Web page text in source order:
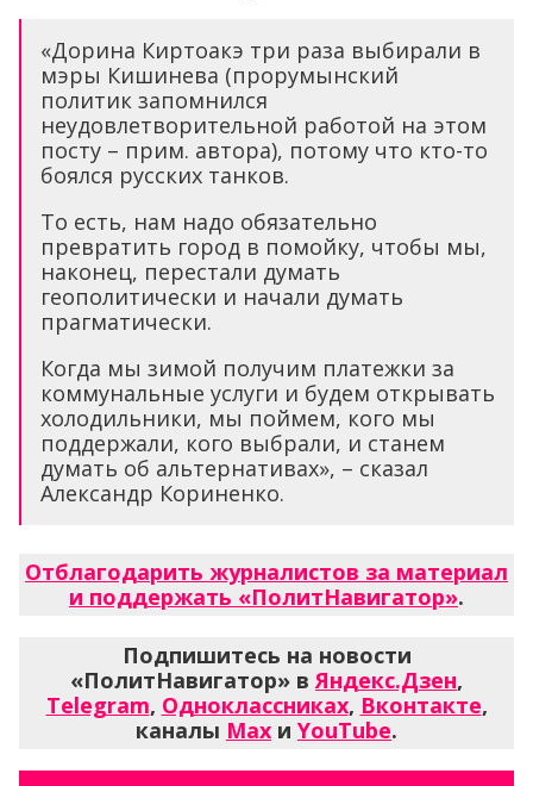
«Дорина Киртоакэ три раза выбирали в
мэры Кишинева (прорумынский
политик запомнился
неудовлетворительной работой на этом
посту – прим. автора), потому что кто-то
боялся русских танков.
То есть, нам надо обязательно
превратить город в помойку, чтобы мы,
наконец, перестали думать
геополитически и начали думать
прагматически.
Когда мы зимой получим платежки за
коммунальные услуги и будем открывать
холодильники, мы поймем, кого мы
поддержали, кого выбрали, и станем
думать об альтернативах», – сказал
Александр Кориненко.
Отблагодарить журналистов за материал
и поддержать «ПолитНавигатор».
Подпишитесь на новости
«ПолитНавигатор» вЯндекс.Дзен,
Telegram, Одноклассниках, Вконтакте,
каналы Max и YouTube.